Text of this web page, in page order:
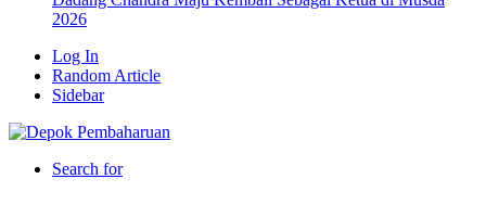
2026
Log In
Random Article
Sidebar
Search for